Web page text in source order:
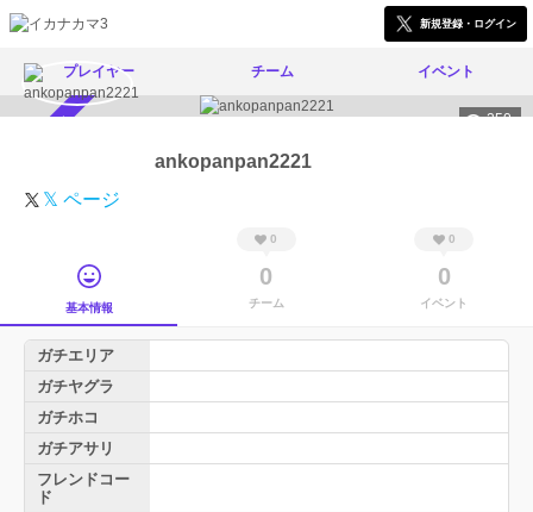
新規登録・ログイン
プレイヤー チーム イベント
250
ankopanpan2221
𝕏 ページ
基本情報
0
0
チーム
0
0
イベント
ガチエリア
ガチヤグラ
ガチホコ
ガチアサリ
フレンドコー
ド